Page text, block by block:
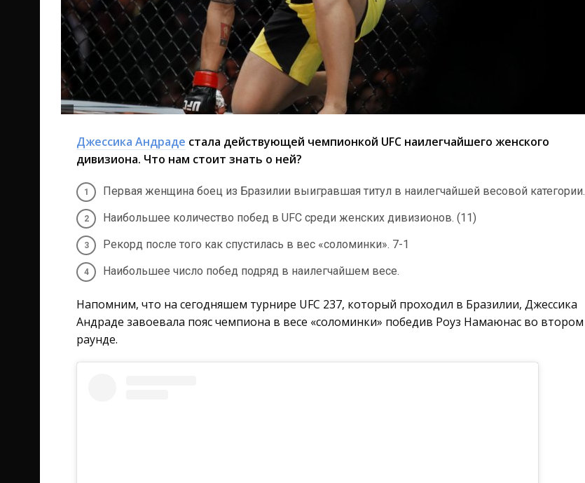
Джессика Андраде стала действующей чемпионкой UFC наилегчайшего женского
дивизиона. Что нам стоит знать о ней?
Первая женщина боец из Бразилии выигравшая титул в наилегчайшей весовой категории.
Наибольшее количество побед в UFC среди женских дивизионов. (11)
Рекорд после того как спустилась в вес «соломинки». 7-1
Наибольшее число побед подряд в наилегчайшем весе.
Напомним, что на сегодняшем турнире UFC 237, который проходил в Бразилии, Джессика
Андраде завоевала пояс чемпиона в весе «соломинки» победив Роуз Намаюнас во втором
раунде.